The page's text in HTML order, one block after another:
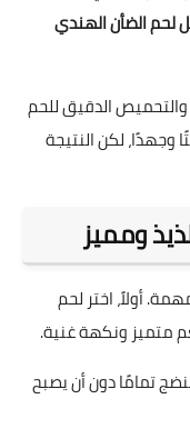
لحم الضأن الهندي
والتحميص الدقيق للحم
وجهدًا، لكن النتيجة
ومميز
أولاً، اختر لحم
متميز ونكهة غنية.
تمامًا دون أن يصبح